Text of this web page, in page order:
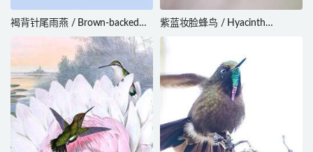
褐背针尾雨燕 / Brown-backed
Needletail / Hirundapus giganteus
紫蓝妆脸蜂鸟 / Hyacinth
Visorbearer / Augastes scutatus